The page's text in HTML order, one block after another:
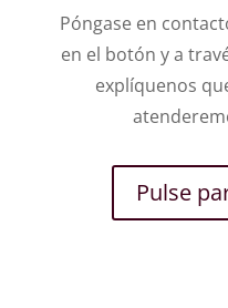
Póngase en
en el botón y a
explíquenos
Pulse